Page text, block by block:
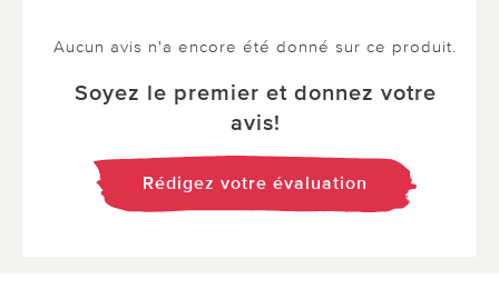
Aucun avis n'a encore été donné sur ce produit.
Soyez le premier et donnez votre
avis!
Rédigez votre évaluation